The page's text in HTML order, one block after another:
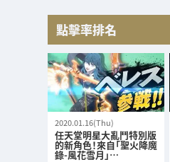
點擊率排名
2020.01.16(Thu)
任天堂明星大亂鬥特別版
的新角色！來自「聖火降魔
錄-風花雪月」…